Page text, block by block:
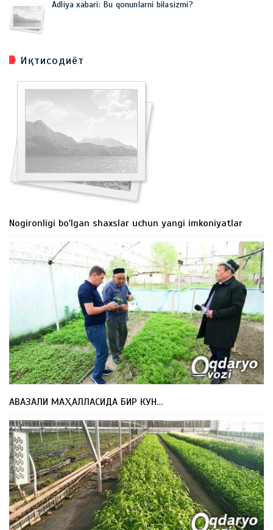
Adliya xabari: Bu qonunlarni bilasizmi?
Иқтисодиёт
Nogironligi bo'lgan shaxslar uchun yangi imkoniyatlar
АВАЗАЛИ МАҲАЛЛАСИДА БИР КУН…